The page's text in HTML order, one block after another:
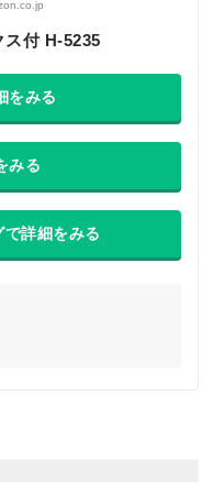
ス付 H-5235
をみる
みる
詳細をみる